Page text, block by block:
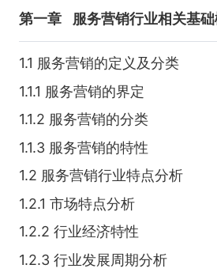
第一章 服务营销行业相关基
1.1 服务营销的定义及分类
1.1.1 服务营销的界定
1.1.2 服务营销的分类
1.1.3 服务营销的特性
1.2 服务营销行业特点分析
1.2.1 市场特点分析
1.2.2 行业经济特性
1.2.3 行业发展周期分析